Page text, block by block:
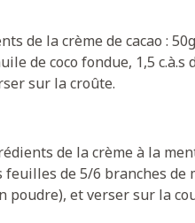
de la crème de cacao :
de coco fondue, 1,5 c.à.s
sur la croûte.
de la crème à la
de 5/6 branches de
poudre), et verser sur la